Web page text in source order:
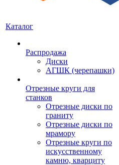
Каталог
Распродажа
Диски
АГШК (черепашки)
Отрезные круги для
станков
Отрезные диски по
граниту
Отрезные диски по
мрамору
Отрезные круги по
искусственному
камню, кварциту